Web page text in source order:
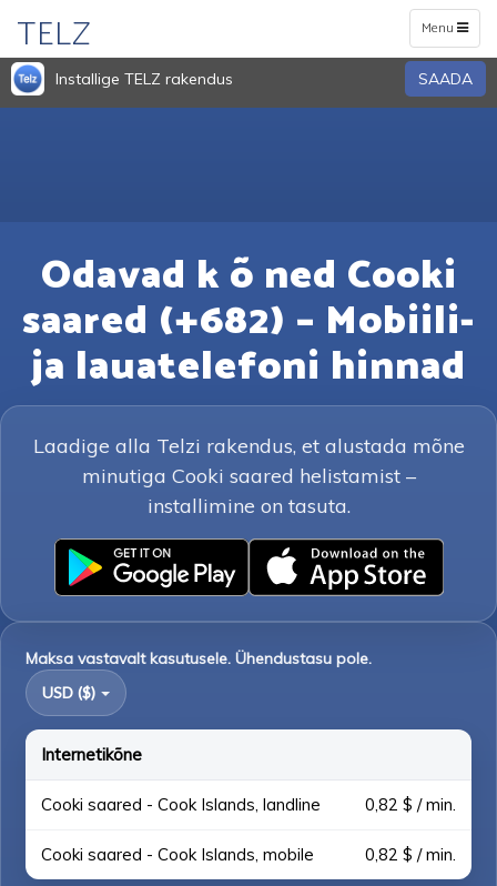
Toggle
navigation
Menu
TELZ
Installige TELZ rakendus SAADA
Odavad k õ ned Cooki
saared (+682) – Mobiili-
ja lauatelefoni hinnad
Laadige alla Telzi rakendus, et alustada mõne
minutiga Cooki saared helistamist –
installimine on tasuta.
Maksa vastavalt kasutusele. Ühendustasu pole.
USD ($)
Internetikõne
Cooki saared - Cook Islands, landline 0,82 $ / min.
Cooki saared - Cook Islands, mobile 0,82 $ / min.